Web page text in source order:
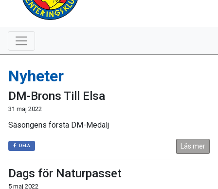
Nyheter
DM-Brons Till Elsa
31 maj 2022
Säsongens första DM-Medalj
DELA Läs mer
Dags för Naturpasset
5 maj 2022